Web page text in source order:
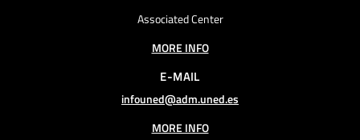
Associated Center
MORE INFO
E-MAIL
infouned@adm.uned.es
MORE INFO